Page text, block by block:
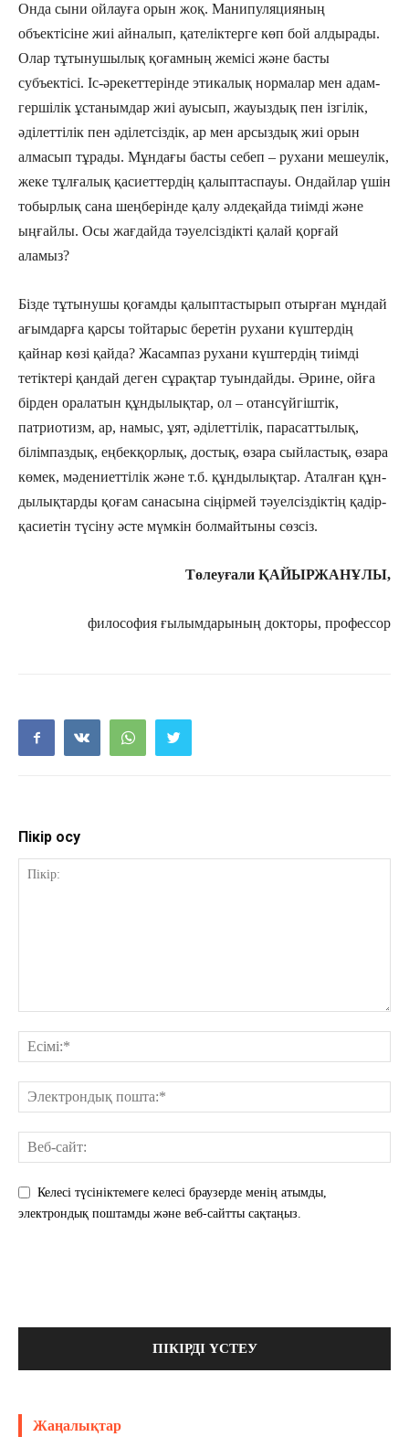
Онда сыни ойлауға орын жоқ. Манипуляцияның
объектісіне жиі айналып, қателіктерге көп бой алдырады.
Олар тұтынушылық қоғамның жемісі және басты
субъектісі. Іс-әре­кет­терінде этикалық нормалар мен адам­
гер­шілік ұстанымдар жиі ауысып, жауыз­дық пен ізгілік,
әділеттілік пен әділет­сіздік, ар мен арсыздық жиі орын
алма­сып тұрады. Мұндағы басты себеп – рухани мешеулік,
жеке тұлғалық қа­сиет­тердің қалыптаспауы. Ондайлар үшін
тобырлық сана шеңберінде қалу әлде­қайда тиімді және
ыңғайлы. Осы жағ­дайда тәуелсіздікті қалай қорғай
аламыз?
Бізде тұтынушы қоғамды қалыптас­тырып отырған мұндай
ағымдарға қарсы тойтарыс беретін рухани күштердің
қайнар көзі қайда? Жасампаз рухани күштердің тиімді
тетіктері қандай деген сұрақтар туындайды. Әрине, ойға
бірден оралатын құндылықтар, ол – отансүйгіштік,
патриотизм, ар, намыс, ұят, әділеттілік, парасаттылық,
білім­паздық, еңбекқорлық, достық, өзара сый­ластық, өзара
көмек, мәдениет­тілік және т.б. құндылықтар. Аталған құн­
дылықтарды қоғам санасына сіңірмей тәуелсіздіктің қадір-
қасиетін түсіну әсте мүмкін болмайтыны сөзсіз.
Төлеуғали ҚАЙЫРЖАНҰЛЫ,
философия ғылымдарының докторы, профессор
Пікір қосу
Келесі түсініктемеге келесі браузерде менің атымды,
электрондық поштамды және веб-сайтты сақтаңыз.
Жаңалықтар